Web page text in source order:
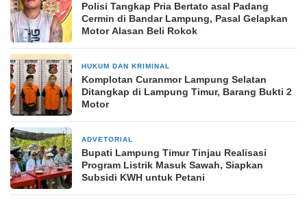
Polisi Tangkap Pria Bertato asal Padang
Cermin di Bandar Lampung, Pasal Gelapkan
Motor Alasan Beli Rokok
HUKUM DAN KRIMINAL
Komplotan Curanmor Lampung Selatan
Ditangkap di Lampung Timur, Barang Bukti 2
Motor
ADVETORIAL
Bupati Lampung Timur Tinjau Realisasi
Program Listrik Masuk Sawah, Siapkan
Subsidi KWH untuk Petani